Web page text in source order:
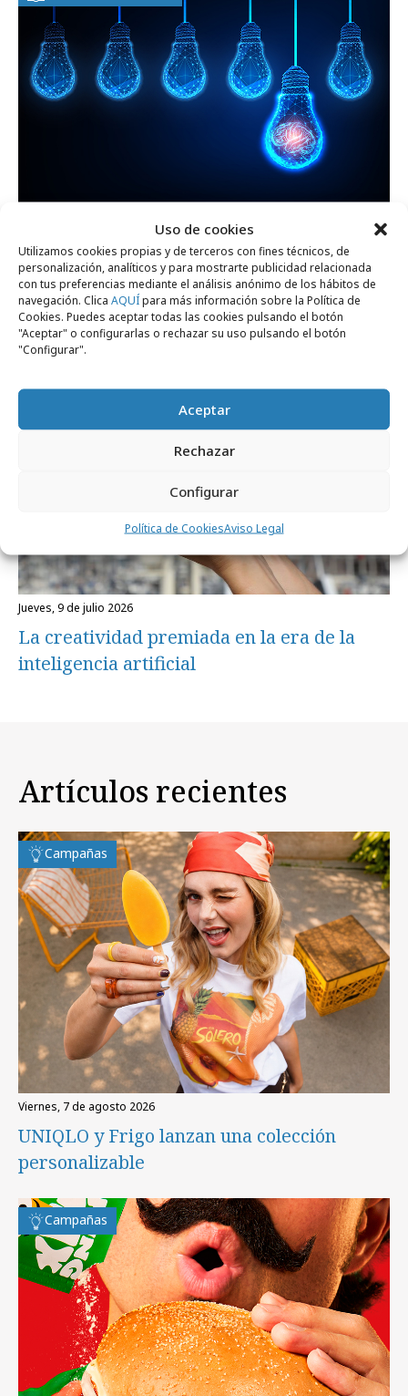
Uso de cookies
Utilizamos cookies propias y de terceros con fines técnicos, de
personalización, analíticos y para mostrarte publicidad relacionada
con tus preferencias mediante el análisis anónimo de los hábitos de
navegación. Clica AQUÍpara más información sobre la Política de
Cookies. Puedes aceptar todas las cookies pulsando el botón
"Aceptar" o configurarlas o rechazar su uso pulsando el botón
"Configurar".
Aceptar
Rechazar
Configurar
Política de CookiesAviso Legal
miércoles, 15 de julio 2026
La nueva fórmula del éxito creativo: IA +
comunidad
Opinión
jueves, 9 de julio 2026
La creatividad premiada en la era de la
inteligencia artificial
Artículos recientes
Campañas
viernes, 7 de agosto 2026
UNIQLO y Frigo lanzan una colección
personalizable
Campañas